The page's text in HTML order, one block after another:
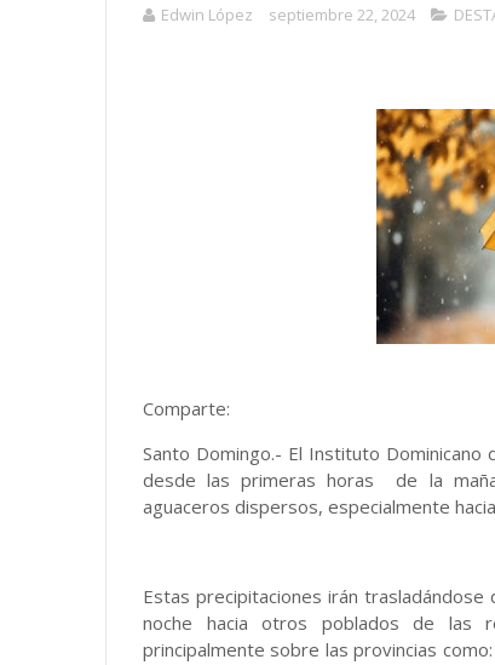
Edwin López septiembre 22, 2024
Comparte:
Santo Domingo.- El Instituto
desde las primeras horas de la
aguaceros dispersos, especialmente
Estas precipitaciones irán
noche hacia otros poblados de las
principalmente sobre las provincias